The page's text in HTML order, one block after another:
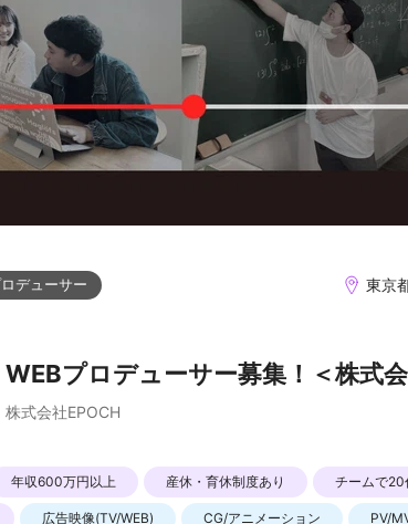
デューサー 東京
WEBプロデューサー募集！＜株式
株式会社EPOCH
年収600万円以上 産休・育休制度あり チームで20
広告映像(TV/WEB) CG/アニメーション PV/